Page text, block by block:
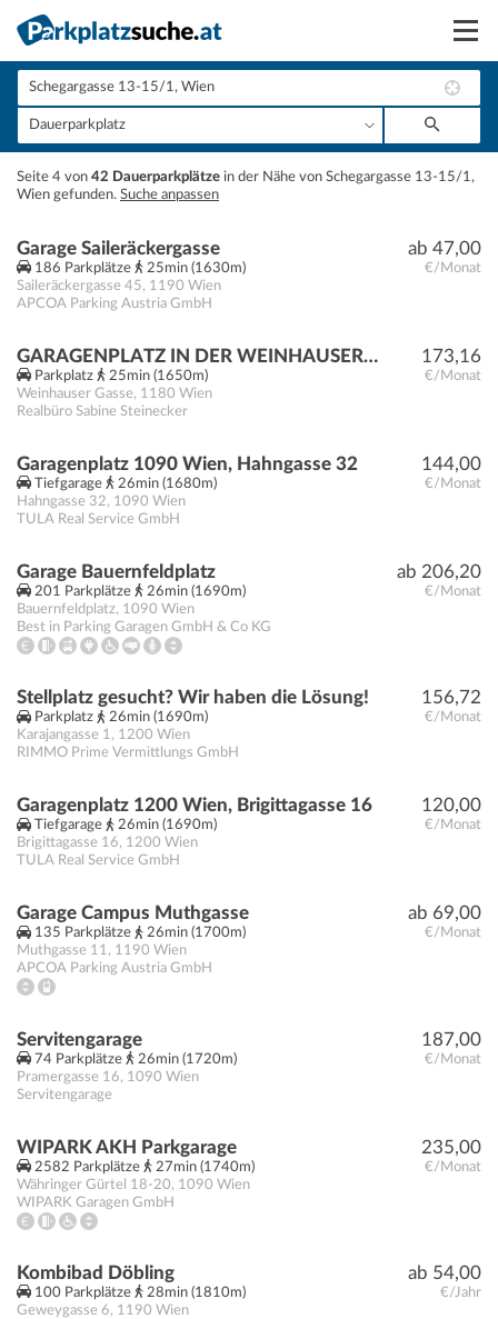
Suchen
Vermieten
Anmelden
Seite 4 von 42 Dauerparkplätze in der Nähe von Schegargasse 13-15/1,
Wien gefunden. Suche anpassen
ab 47,00
€/Monat
Garage Saileräckergasse
186 Parkplätze
25min (1630m)
Saileräckergasse 45, 1190 Wien
APCOA Parking Austria GmbH
173,16
€/Monat
GARAGENPLATZ IN DER WEINHAUSERGASSE - GARAGENTOR MIT FUNKFERNBEDIENUNG
Parkplatz
25min (1650m)
Weinhauser Gasse, 1180 Wien
Realbüro Sabine Steinecker
144,00
€/Monat
Garagenplatz 1090 Wien, Hahngasse 32
Tiefgarage
26min (1680m)
Hahngasse 32, 1090 Wien
TULA Real Service GmbH
ab 206,20
€/Monat
Garage Bauernfeldplatz
201 Parkplätze
26min (1690m)
Bauernfeldplatz, 1090 Wien
Best in Parking Garagen GmbH & Co KG
156,72
€/Monat
Stellplatz gesucht? Wir haben die Lösung!
Parkplatz
26min (1690m)
Karajangasse 1, 1200 Wien
RIMMO Prime Vermittlungs GmbH
120,00
€/Monat
Garagenplatz 1200 Wien, Brigittagasse 16
Tiefgarage
26min (1690m)
Brigittagasse 16, 1200 Wien
TULA Real Service GmbH
ab 69,00
€/Monat
Garage Campus Muthgasse
135 Parkplätze
26min (1700m)
Muthgasse 11, 1190 Wien
APCOA Parking Austria GmbH
187,00
€/Monat
Servitengarage
74 Parkplätze
26min (1720m)
Pramergasse 16, 1090 Wien
Servitengarage
235,00
€/Monat
WIPARK AKH Parkgarage
2582 Parkplätze
27min (1740m)
Währinger Gürtel 18-20, 1090 Wien
WIPARK Garagen GmbH
ab 54,00
€/Jahr
Kombibad Döbling
100 Parkplätze
28min (1810m)
Geweygasse 6, 1190 Wien
+